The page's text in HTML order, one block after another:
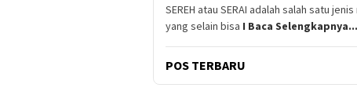
SEREH atau SERAI adalah salah satu
yang selain bisa I Baca Selengkapnya...
POS TERBARU